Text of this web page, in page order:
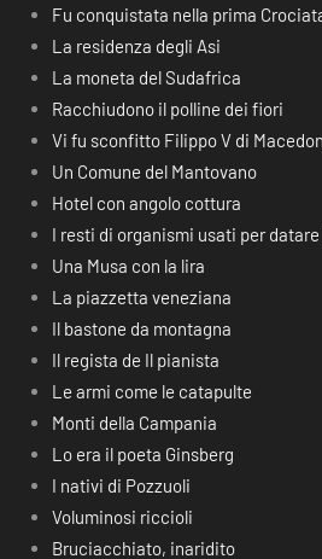
Fu conquistata nella prima
La residenza degli Asi
La moneta del Sudafrica
Racchiudono il polline dei fiori
Vi fu sconfitto Filippo V di
Un Comune del Mantovano
Hotel con angolo cottura
I resti di organismi usati per
Una Musa con la lira
La piazzetta veneziana
Il bastone da montagna
Il regista de Il pianista
Le armi come le catapulte
Monti della Campania
Lo era il poeta Ginsberg
I nativi di Pozzuoli
Voluminosi riccioli
Bruciacchiato, inaridito